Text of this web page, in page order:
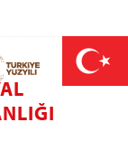
açılır)sayfası (yeni